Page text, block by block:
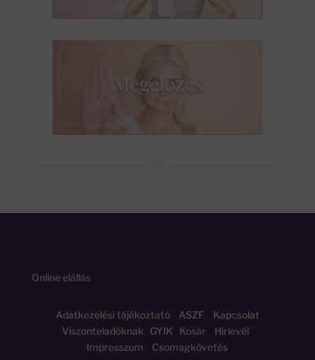
Online elállás
Adatkezelési tájékoztatóASZF
Kapcsolat
Viszonteladóknak
GYIK Kosár
Hírlevél
Impresszum
Csomagkövetés